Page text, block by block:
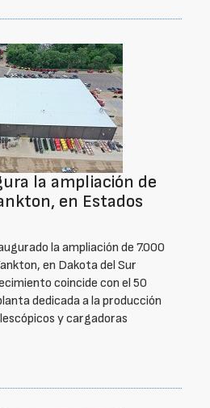
la ampliación de
en Estados
la ampliación de 7.000
en Dakota del Sur
coincide con el 50
dedicada a la producción
y cargadoras